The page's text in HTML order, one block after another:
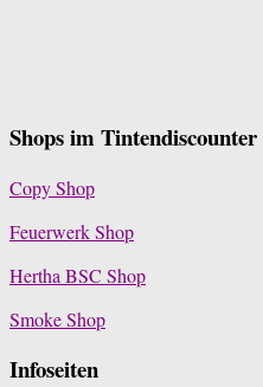
Shops im Tintendiscounter
Copy Shop
Feuerwerk Shop
Hertha BSC Shop
Smoke Shop
Infoseiten